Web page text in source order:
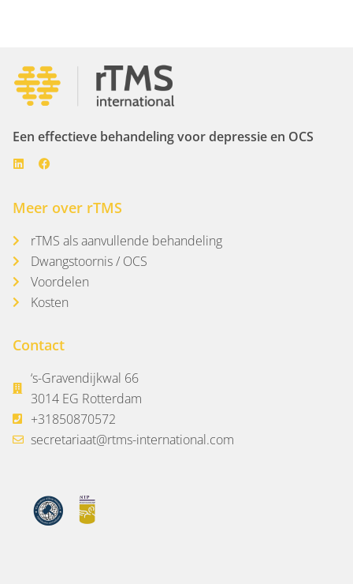
Een effectieve behandeling voor depressie en OCS
Meer over rTMS
rTMS als aanvullende behandeling
Dwangstoornis / OCS
Voordelen
Kosten
Contact
‘s-Gravendijkwal 66
3014 EG Rotterdam
+31850870572
secretariaat@rtms-international.com